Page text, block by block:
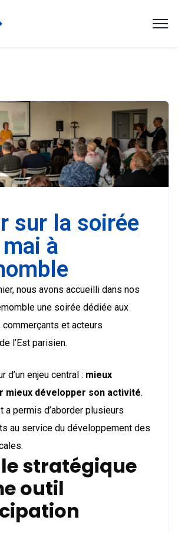
sur la soirée
à
nous avons accueilli dans nos
une soirée dédiée aux
commerçants et acteurs
l’Est parisien.
d’un enjeu central : mieux
mieux développer son activité.
a permis d’aborder plusieurs
au service du développement des
stratégique
outil